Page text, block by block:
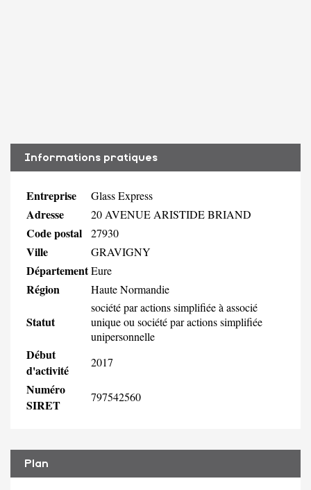
Informations pratiques
Entreprise Glass Express
Adresse 20 AVENUE ARISTIDE BRIAND
Code postal 27930
Ville GRAVIGNY
DépartementEure
Région Haute Normandie
Statut
société par actions simplifiée à associé
unique ou société par actions simplifiée
unipersonnelle
Début
d'activité
2017
Numéro
SIRET
797542560
Plan